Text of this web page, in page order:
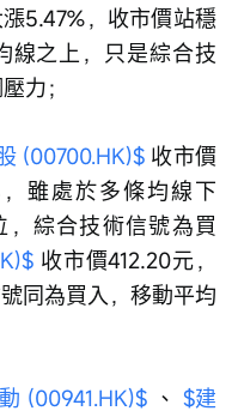
5.47%，收市價站穩
線之上，只是綜合技
力；
(00700.HK)$ 收市價
雖處於多條均線下
，綜合技術信號為買
收市價412.20元，
同為買入，移動平均
(00941.HK)$ 、 $建